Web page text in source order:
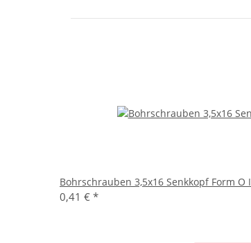
Bohrschrauben 3,5x16 Senkkopf Form
0,41 € *